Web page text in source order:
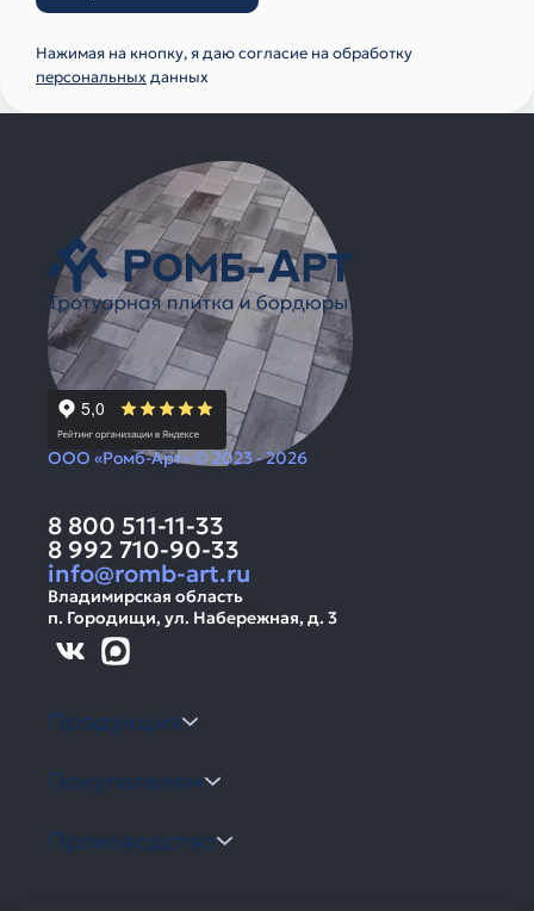
Нажимая на кнопку, я даю согласие на обработку
персональныхданных
ООО «Ромб-Арт» © 2023 - 2026
8 800 511-11-33
8 992 710-90-33
info@romb-art.ru
Владимирская область
п. Городищи, ул. Набережная, д. 3
Продукция
Покупателям
Производство